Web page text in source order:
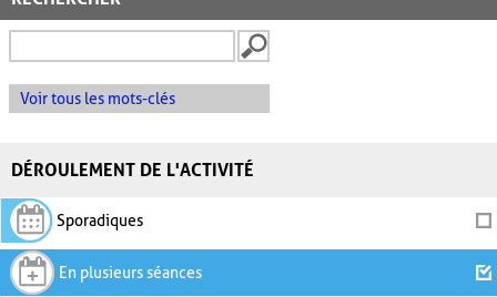
Voir tous les mots-clés
DÉROULEMENT DE L'ACTIVITÉ
Sporadiques
En plusieurs séances